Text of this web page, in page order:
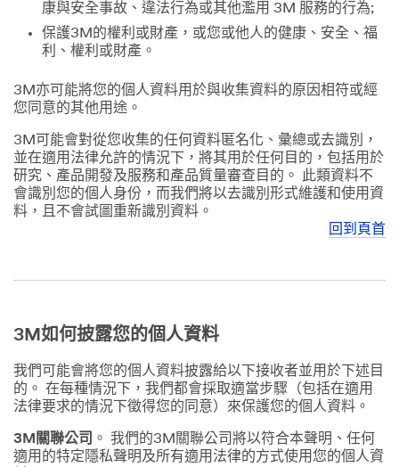
康與安全事故、違法行為或其他濫用 3M 服務的行為;
保護3M的權利或財產，或您或他人的健康、安全、福
利、權利或財產。
3M亦可能將您的個人資料用於與收集資料的原因相符或經
您同意的其他用途。
3M可能會對從您收集的任何資料匿名化、彙總或去識別，
並在適用法律允許的情況下，將其用於任何目的，包括用於
研究、產品開發及服務和產品質量審查目的。 此類資料不
會識別您的個人身份，而我們將以去識別形式維護和使用資
料，且不會試圖重新識別資料。
回到頁首
3M如何披露您的個人資料
我們可能會將您的個人資料披露給以下接收者並用於下述目
的。 在每種情況下，我們都會採取適當步驟（包括在適用
法律要求的情況下徵得您的同意）來保護您的個人資料。
3M關聯公司 。 我們的3M關聯公司將以符合本聲明、任何
適用的特定隱私聲明及所有適用法律的方式使用您的個人資